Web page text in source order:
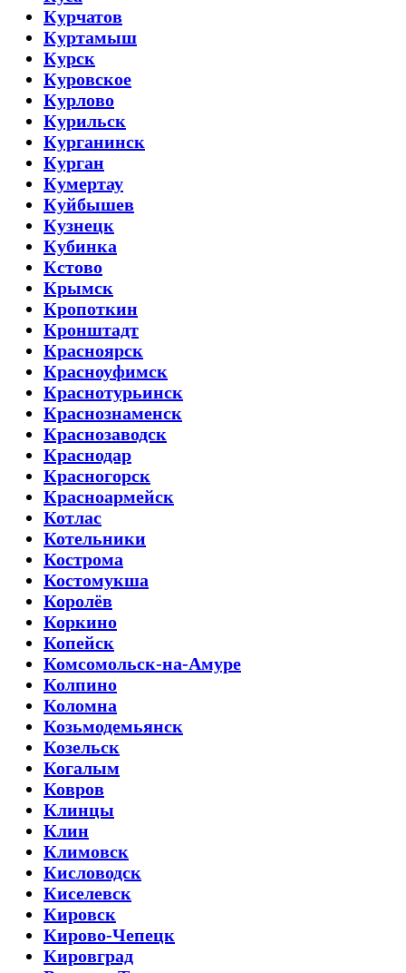
Курчатов
Куртамыш
Курск
Куровское
Курлово
Курильск
Курганинск
Курган
Кумертау
Куйбышев
Кузнецк
Кубинка
Кстово
Крымск
Кропоткин
Кронштадт
Красноярск
Красноуфимск
Краснотурьинск
Краснознаменск
Краснозаводск
Краснодар
Красногорск
Красноармейск
Котлас
Котельники
Кострома
Костомукша
Королёв
Коркино
Копейск
Комсомольск-на-Амуре
Колпино
Коломна
Козьмодемьянск
Козельск
Когалым
Ковров
Клинцы
Клин
Климовск
Кисловодск
Киселевск
Кировск
Кирово-Чепецк
Кировград